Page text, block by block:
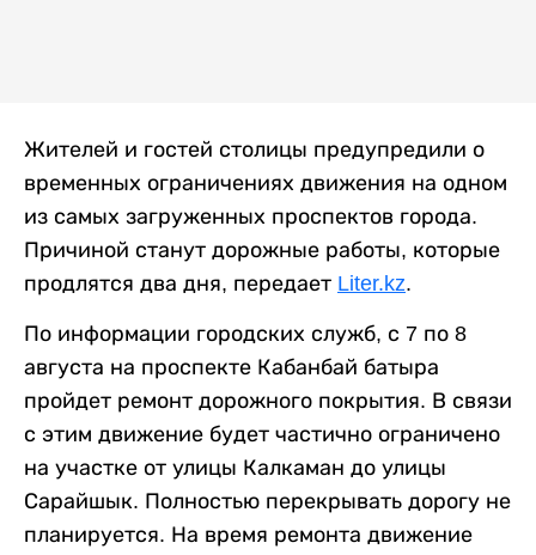
Жителей и гостей столицы предупредили о
временных ограничениях движения на одном
из самых загруженных проспектов города.
Причиной станут дорожные работы, которые
продлятся два дня, передает Liter.kz.
По информации городских служб, с 7 по 8
августа на проспекте Кабанбай батыра
пройдет ремонт дорожного покрытия. В связи
с этим движение будет частично ограничено
на участке от улицы Калкаман до улицы
Сарайшык. Полностью перекрывать дорогу не
планируется. На время ремонта движение